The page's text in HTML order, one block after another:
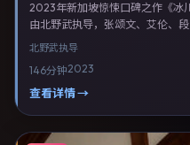
2023年新加坡惊悚口碑之作《冰
由北野武执导，张颂文、艾伦、
情以惊悚类型为主线，融合新加
映礼举办，全国多城路演与线上
上强调沉浸体验，可作为片单推
北野武执导
146分钟2023
查看详情 →